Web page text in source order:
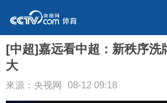
[中超]嘉远看中超：新秩序洗
大
來源：央视网 08-12 09:18